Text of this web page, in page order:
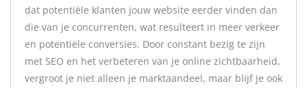
dat potentiële klanten jouw website eerder vinden dan
die van je concurrenten, wat resulteert in meer verkeer
en potentiële conversies. Door constant bezig te zijn
met SEO en het verbeteren van je online zichtbaarheid,
vergroot je niet alleen je marktaandeel, maar blijf je ook